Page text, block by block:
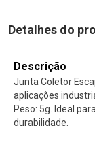
Detalhes do
Descrição
Junta Coletor
aplicações
Peso: 5g. Ideal
durabilidade.